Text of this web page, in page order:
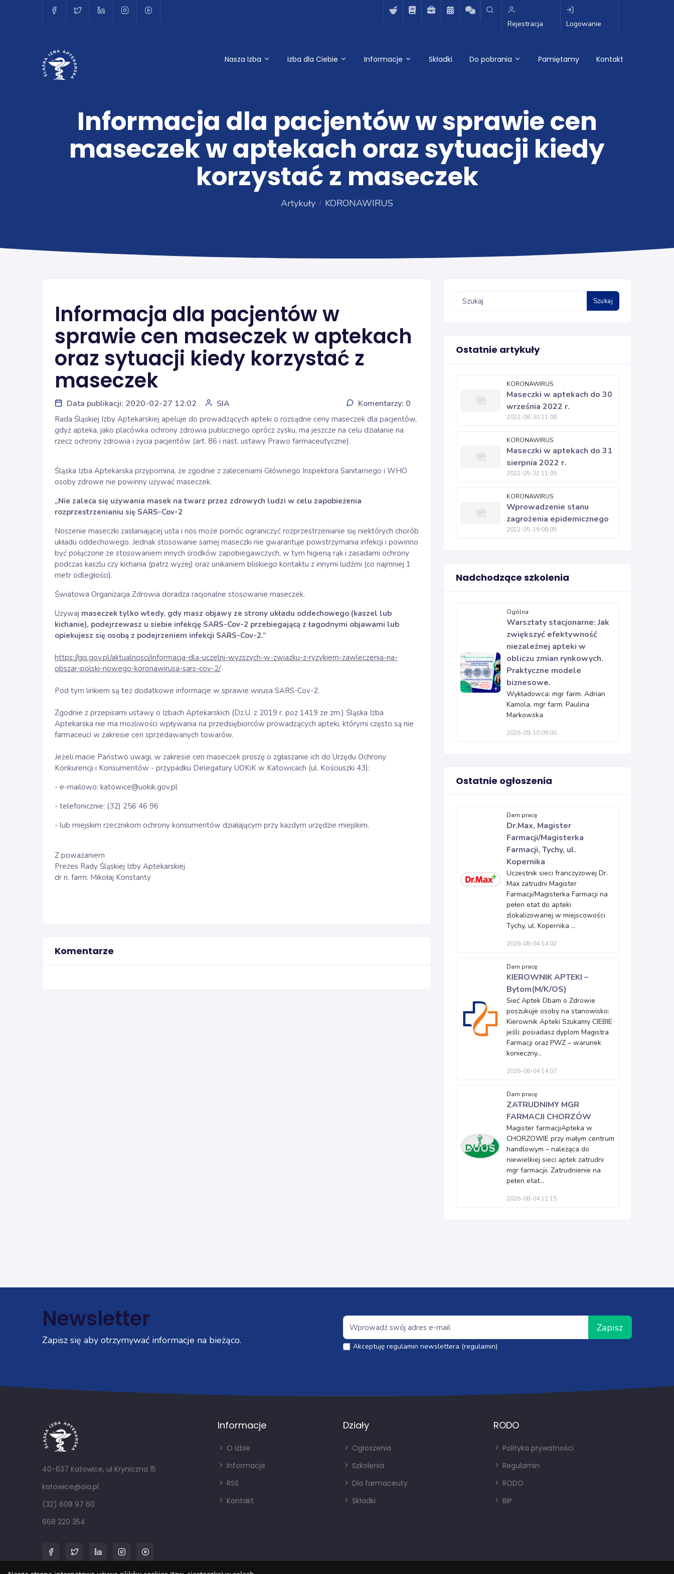
Rejestracja Logowanie
Nasza Izba Izba dla Ciebie Informacje Składki Do pobrania Pamiętamy Kontakt
Informacja dla pacjentów w sprawie cen
maseczek w aptekach oraz sytuacji kiedy
korzystać z maseczek
Artykuły KORONAWIRUS
Informacja dla pacjentów w
sprawie cen maseczek w aptekach
oraz sytuacji kiedy korzystać z
maseczek
Data publikacji: 2020-02-27 12:02 SIA Komentarzy: 0
Rada Śląskiej Izby Aptekarskiej apeluje do prowadzących apteki o rozsądne ceny maseczek dla pacjentów,
gdyż apteka, jako placówka ochrony zdrowia publicznego oprócz zysku, ma jeszcze na celu działanie na
rzecz ochrony zdrowia i życia pacjentów (art. 86 i nast. ustawy Prawo farmaceutyczne).
Śląska Izba Aptekarska przypomina, że zgodnie z zaleceniami Głównego Inspektora Sanitarnego i WHO
osoby zdrowe nie powinny używać maseczek.
„Nie zaleca się używania masek na twarz przez zdrowych ludzi w celu zapobieżenia
rozprzestrzenianiu się SARS-Cov-2
Noszenie maseczki zasłaniającej usta i nos może pomóc ograniczyć rozprzestrzenianie się niektórych chorób
układu oddechowego. Jednak stosowanie samej maseczki nie gwarantuje powstrzymania infekcji i powinno
być połączone ze stosowaniem innych środków zapobiegawczych, w tym higieną rąk i zasadami ochrony
podczas kaszlu czy kichania (patrz wyżej) oraz unikaniem bliskiego kontaktu z innymi ludźmi (co najmniej 1
metr odległości).
Światowa Organizacja Zdrowia doradza racjonalne stosowanie maseczek.
Używaj maseczek tylko wtedy, gdy masz objawy ze strony układu oddechowego (kaszel lub
kichanie), podejrzewasz u siebie infekcję SARS-Cov-2 przebiegającą z łagodnymi objawami lub
opiekujesz się osobą z podejrzeniem infekcji SARS-Cov-2.”
https://gis.gov.pl/aktualnosci/informacja-dla-uczelni-wyzszych-w-zwiazku-z-ryzykiem-zawleczenia-na-
obszar-polski-nowego-koronawirusa-sars-cov-2/
Pod tym linkiem są też dodatkowe informacje w sprawie wirusa SARS-Cov-2.
Zgodnie z przepisami ustawy o Izbach Aptekarskich (Dz.U. z 2019 r. poz 1419 ze zm.) Śląska Izba
Aptekarska nie ma możliwości wpływania na przedsiębiorców prowadzących apteki, którymi często są nie
farmaceuci w zakresie cen sprzedawanych towarów.
Jeżeli macie Państwo uwagi, w zakresie cen maseczek proszę o zgłaszanie ich do Urzędu Ochrony
Konkurencji i Konsumentów - przypadku Delegatury UOKiK w Katowicach (ul. Kościuszki 43):
- e-mailowo: katowice@uokik.gov.pl
- telefonicznie: (32) 256 46 96
- lub miejskim rzecznikom ochrony konsumentów działającym przy każdym urzędzie miejskim.
Z poważaniem
Prezes Rady Śląskiej Izby Aptekarskiej
dr n. farm. Mikołaj Konstanty
Komentarze
Szukaj
Ostatnie artykuły
KORONAWIRUS
Maseczki w aptekach do 30
września 2022 r.
2022-08-30 11:08
KORONAWIRUS
Maseczki w aptekach do 31
sierpnia 2022 r.
2022-05-31 11:05
KORONAWIRUS
Wprowadzenie stanu
zagrożenia epidemicznego
2022-05-19 08:05
Nadchodzące szkolenia
Ogólna
Warsztaty stacjonarne: Jak
zwiększyć efektywność
niezależnej apteki w
obliczu zmian rynkowych.
Praktyczne modele
biznesowe.
Wykładowca: mgr farm. Adrian
Kamola, mgr farm. Paulina
Markowska
2026-09-10 09:00
Ostatnie ogłoszenia
Dam pracę
Dr.Max, Magister
Farmacji/Magisterka
Farmacji, Tychy, ul.
Kopernika
Uczestnik sieci franczyzowej Dr.
Max zatrudni Magister
Farmacji/Magisterka Farmacji na
pełen etat do apteki
zlokalizowanej w miejscowości
Tychy, ul. Kopernika ...
2026-08-04 14:02
Dam pracę
KIEROWNIK APTEKI –
Bytom(M/K/OS)
Sieć Aptek Dbam o Zdrowie
poszukuje osoby na stanowisko:
Kierownik Apteki Szukamy CIEBIE
jeśli: posiadasz dyplom Magistra
Farmacji oraz PWZ – warunek
konieczny...
2026-08-04 14:07
Dam pracę
ZATRUDNIMY MGR
FARMACJI CHORZÓW
Magister farmacjiApteka w
CHORZOWIE przy małym centrum
handlowym – należąca do
niewielkiej sieci aptek zatrudni
mgr farmacjii. Zatrudnienie na
pełen etat...
2026-08-04 11:15
Newsletter
Zapisz się aby otrzymywać informacje na bieżąco.
Zapisz
Akceptuję regulamin newslettera (regulamin)
40-637 Katowice, ul Kryniczna 15
katowice@oia.pl
(32) 608 97 60
668 220 354
Informacje
O izbie
Informacje
RSS
Kontakt
Działy
Ogłoszenia
Szkolenia
Dla farmaceuty
Składki
RODO
Polityka prywatności
Regulamin
RODO
BIP